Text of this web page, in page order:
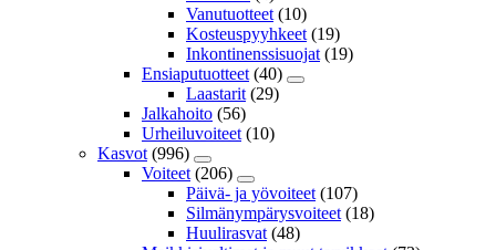
Vanutuotteet (10)
Kosteuspyyhkeet (19)
Inkontinenssisuojat (19)
Ensiaputuotteet (40)
Laastarit (29)
Jalkahoito (56)
Urheiluvoiteet (10)
Kasvot (996)
Voiteet (206)
Päivä- ja yövoiteet (107)
Silmänympärysvoiteet (18)
Huulirasvat (48)